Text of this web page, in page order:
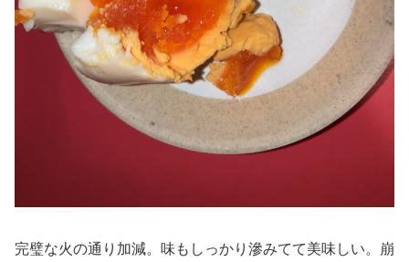
完璧な火の通り加減。味もしっかり滲みてて美味しい。崩